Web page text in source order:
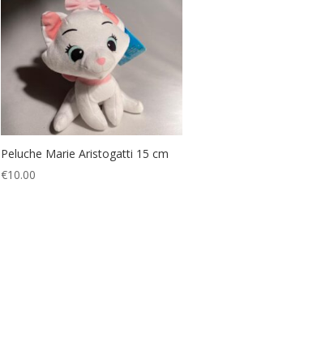
Peluche Marie Aristogatti 15 cm
€10.00